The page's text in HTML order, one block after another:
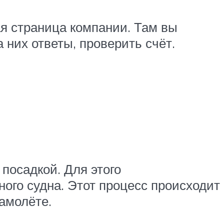
страница компании. Там вы
ответы, проверить счёт.
Для этого
судна. Этот процесс происходит